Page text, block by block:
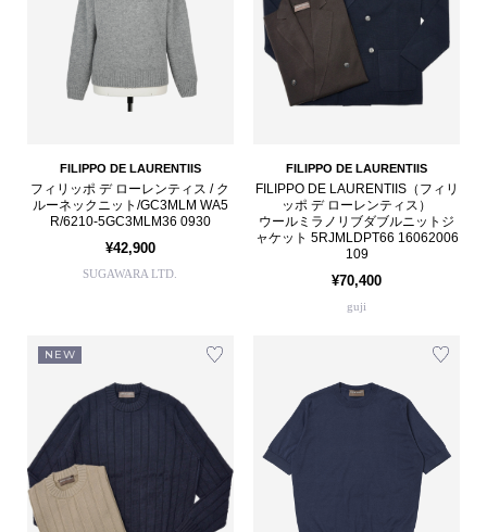
FILIPPO DE LAURENTIIS
フィリッポ デ ローレンティス / ク
ルーネックニット/GC3MLM WA5
R/6210-5GC3MLM36 0930
¥42,900
SUGAWARA LTD.
FILIPPO DE LAURENTIIS
FILIPPO DE LAURENTIIS（フィリ
ッポ デ ローレンティス）
ウールミラノリブダブルニットジ
ャケット 5RJMLDPT66 16062006
109
¥70,400
guji
NEW